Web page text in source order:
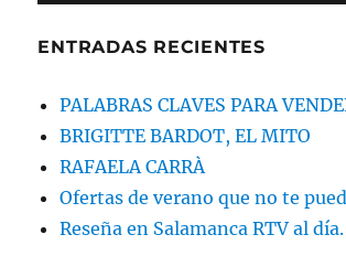
ENTRADAS RECIENTES
PALABRAS CLAVES PARA
BRIGITTE BARDOT, EL MITO
RAFAELA CARRÀ
Ofertas de verano que no te
Reseña en Salamanca RTV al